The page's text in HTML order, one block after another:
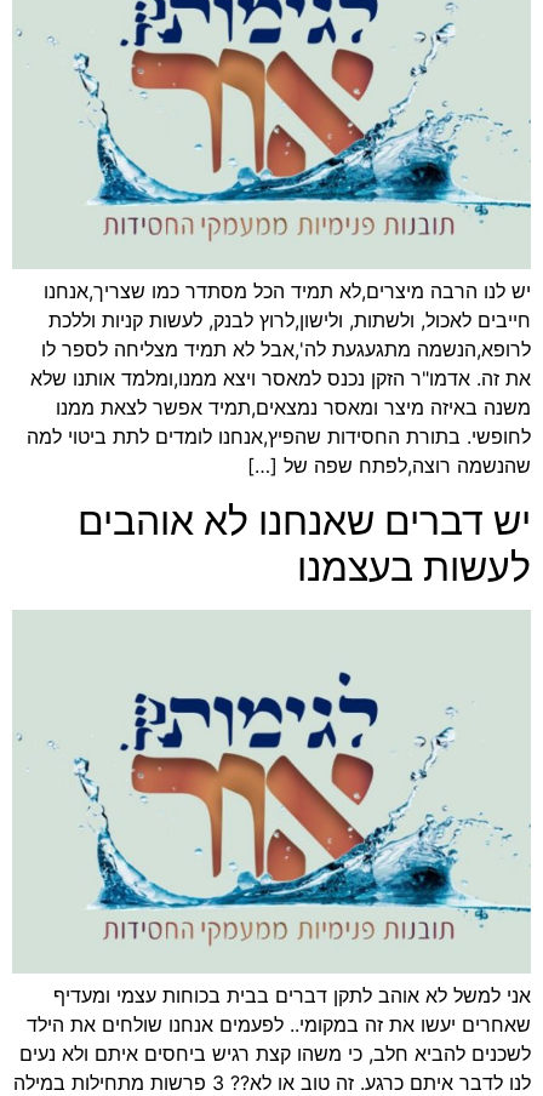
יש לנו הרבה מיצרים,לא תמיד הכל מסתדר כמו שצריך,אנחנו
חייבים לאכול, ולשתות, ולישון,לרוץ לבנק, לעשות קניות וללכת
לרופא,הנשמה מתגעגעת לה',אבל לא תמיד מצליחה לספר לו
את זה. אדמו"ר הזקן נכנס למאסר ויצא ממנו,ומלמד אותנו שלא
משנה באיזה מיצר ומאסר נמצאים,תמיד אפשר לצאת ממנו
לחופשי. בתורת החסידות שהפיץ,אנחנו לומדים לתת ביטוי למה
שהנשמה רוצה,לפתח שפה של […]
יש דברים שאנחנו לא אוהבים
לעשות בעצמנו
אני למשל לא אוהב לתקן דברים בבית בכוחות עצמי ומעדיף
שאחרים יעשו את זה במקומי.. לפעמים אנחנו שולחים את הילד
לשכנים להביא חלב, כי משהו קצת רגיש ביחסים איתם ולא נעים
לנו לדבר איתם כרגע. זה טוב או לא?? 3 פרשות מתחילות במילה